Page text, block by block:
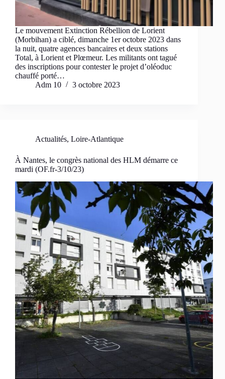
Le mouvement Extinction Rébellion de Lorient
(Morbihan) a ciblé, dimanche 1er octobre 2023 dans
la nuit, quatre agences bancaires et deux stations
Total, à Lorient et Plœmeur. Les militants ont tagué
des inscriptions pour contester le projet d’oléoduc
chauffé porté…
Adm 10
3 octobre 2023
Actualités, Loire-Atlantique
À Nantes, le congrès national des HLM démarre ce
mardi (OF.fr-3/10/23)